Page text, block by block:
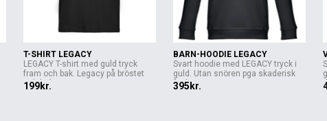
T-SHIRT LEGACY
LEGACY T-shirt med guld tryck
fram och bak. Legacy på bröstet
och hela...
199kr.
BARN-HOODIE LEGACY
Svart hoodie med LEGACY tryck i
guld. Utan snören pga skaderisk
för b...
395kr.